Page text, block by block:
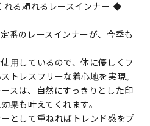
る頼れるレースインナー ◆
番のレースインナーが、今季も
用しているので、体に優しくフ
トレスフリーな着心地を実現。
スは、自然にすっきりとした印
果も叶えてくれます。
として重ねればトレンド感をプ